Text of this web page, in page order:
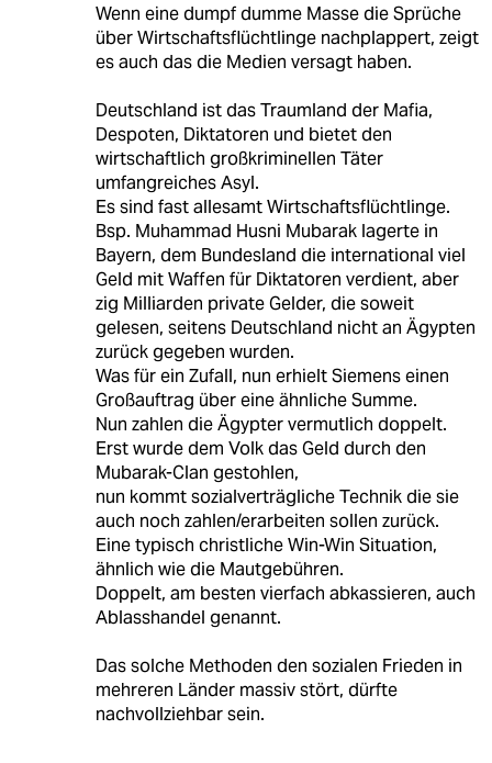
Wenn eine dumpf dumme Masse die Sprüche
über Wirtschaftsflüchtlinge nachplappert, zeigt
es auch das die Medien versagt haben.
Deutschland ist das Traumland der Mafia,
Despoten, Diktatoren und bietet den
wirtschaftlich großkriminellen Täter
umfangreiches Asyl.
Es sind fast allesamt Wirtschaftsflüchtlinge.
Bsp. Muhammad Husni Mubarak lagerte in
Bayern, dem Bundesland die international viel
Geld mit Waffen für Diktatoren verdient, aber
zig Milliarden private Gelder, die soweit
gelesen, seitens Deutschland nicht an Ägypten
zurück gegeben wurden.
Was für ein Zufall, nun erhielt Siemens einen
Großauftrag über eine ähnliche Summe.
Nun zahlen die Ägypter vermutlich doppelt.
Erst wurde dem Volk das Geld durch den
Mubarak-Clan gestohlen,
nun kommt sozialverträgliche Technik die sie
auch noch zahlen/erarbeiten sollen zurück.
Eine typisch christliche Win-Win Situation,
ähnlich wie die Mautgebühren.
Doppelt, am besten vierfach abkassieren, auch
Ablasshandel genannt.
Das solche Methoden den sozialen Frieden in
mehreren Länder massiv stört, dürfte
nachvollziehbar sein.